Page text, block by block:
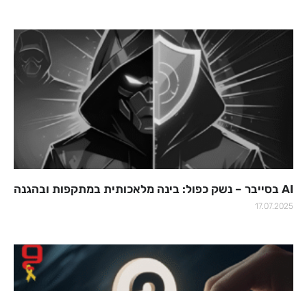
AI בסייבר – נשק כפול: בינה מלאכותית במתקפות ובהגנה
17.07.2025